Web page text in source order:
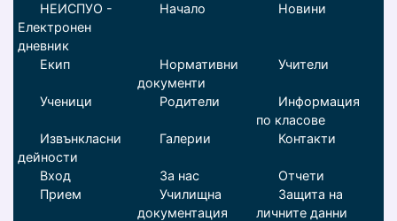
НЕИСПУО -
Електронен
дневник
Начало Новини
Екип
Нормативни
документи
Учители
Ученици Родители
Информация
по класове
Извънкласни
дейности
Галерии Контакти
Вход За нас
Отчети
Прием
Училищна
документация
Защита на
личните данни